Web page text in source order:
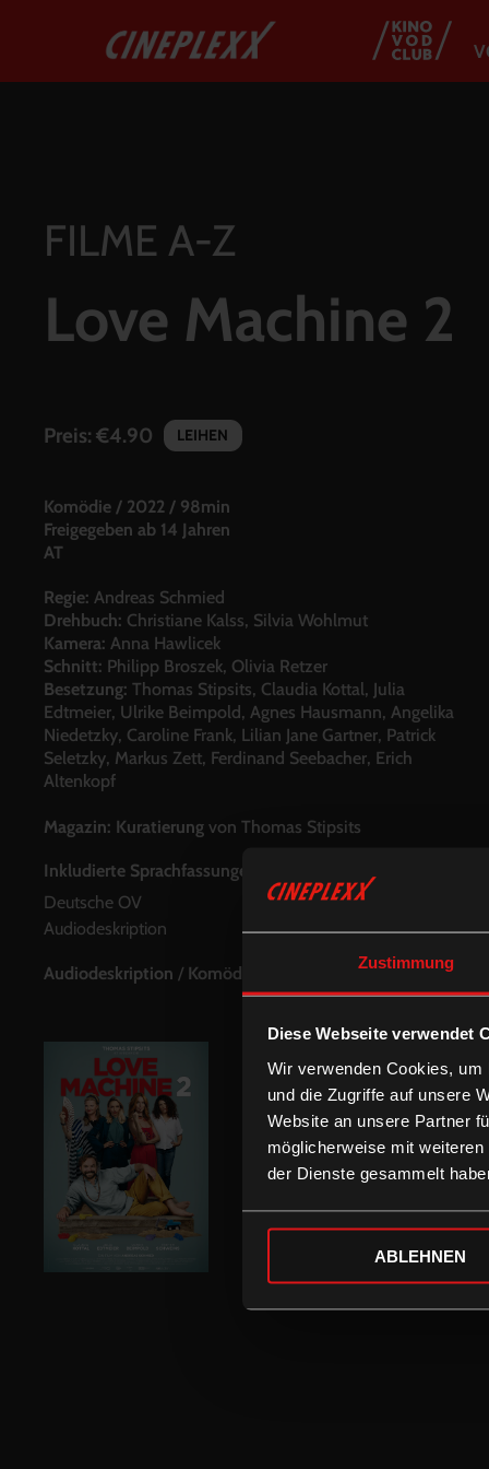
Zustimmung
Diese Webseite verwendet
Wir verwenden Cookies,
und die Zugriffe auf unsere
Website an unsere Partner
möglicherweise mit
der Dienste gesammelt
ABLEHNEN
FILME A-Z
Love Machine 2
Preis: €4.90 LEIHEN
Komödie / 2022 / 98min
Freigegeben ab 14 Jahren
AT
Regie: Andreas Schmied
Drehbuch: Christiane Kalss, Silvia Wohlmut
Kamera: Anna Hawlicek
Schnitt: Philipp Broszek, Olivia Retzer
Besetzung: Thomas Stipsits, Claudia Kottal, Julia
Edtmeier, Ulrike Beimpold, Agnes Hausmann, Angelika
Niedetzky, Caroline Frank, Lilian Jane Gartner, Patrick
Seletzky, Markus Zett, Ferdinand Seebacher, Erich
Altenkopf
Magazin: Kuratierung von Thomas Stipsits
Inkludierte Sprachfassungen:
Deutsche OV
Audiodeskription
Audiodeskription / Komödie